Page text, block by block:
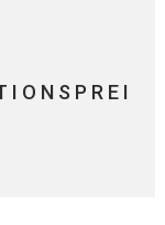
O N S P R E I